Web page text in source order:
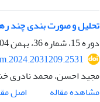
تحلیل و صورت بندی چند
دوره 15، شماره 36، بهمن 1404، صفحه
مجید احسن، محمد نادری
مشاهده مقاله
اصل